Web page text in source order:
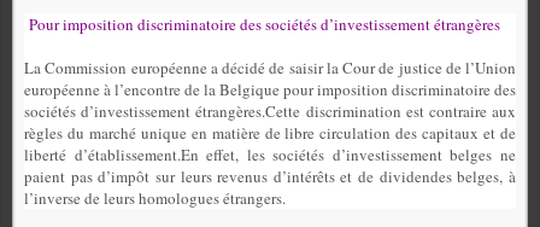
Pour imposition discriminatoire des sociétés d’investissement étrangères
La Commission européenne a décidé de saisir la Cour de justice de l’Union
européenne à l’encontre de la Belgique pour imposition discriminatoire des
sociétés d’investissement étrangères.Cette discrimination est contraire aux
règles du marché unique en matière de libre circulation des capitaux et de
liberté d’établissement.En effet, les sociétés d’investissement belges ne
paient pas d’impôt sur leurs revenus d’intérêts et de dividendes belges, à
l’inverse de leurs homologues étrangers.